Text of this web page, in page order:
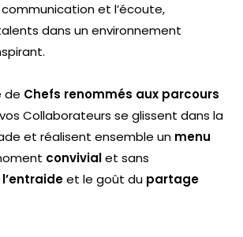
et l’écoute,
dans un environnement
de Chefs renommés aux parcours
vos Collaborateurs se glissent dans la
et réalisent ensemble un menu
convivialet sans
l’entraideet le goût du partage